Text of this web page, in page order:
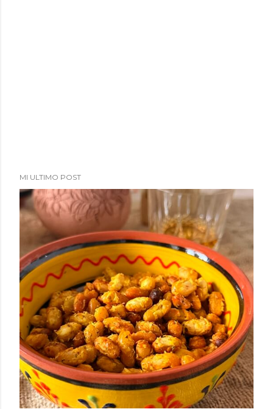
MI ULTIMO POST